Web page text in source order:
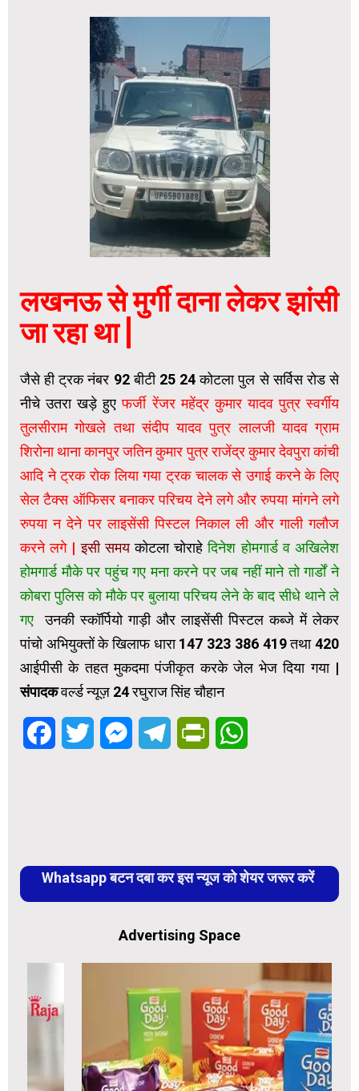
लखनऊ से मुर्गी दाना लेकर झांसी
जा रहा था |
जैसे ही ट्रक नंबर 92 बीटी 25 24 कोटला पुल से सर्विस रोड से
नीचे उतरा खड़े हुए फर्जी रेंजर महेंद्र कुमार यादव पुत्र स्वर्गीय
तुलसीराम गोखले तथा संदीप यादव पुत्र लालजी यादव ग्राम
शिरोना थाना कानपुर जतिन कुमार पुत्र राजेंद्र कुमार देवपुरा कांची
आदि ने ट्रक रोक लिया गया ट्रक चालक से उगाई करने के लिए
सेल टैक्स ऑफिसर बनाकर परिचय देने लगे और रुपया मांगने लगे
रुपया न देने पर लाइसेंसी पिस्टल निकाल ली और गाली गलौज
करने लगे | इसी समयकोटला चोराहे दिनेश होमगार्ड व अखिलेश
होमगार्ड मौके पर पहुंच गए मना करने पर जब नहीं माने तो गार्डों ने
कोबरा पुलिस को मौके पर बुलाया परिचय लेने के बाद सीधे थाने ले
गए उनकी स्कॉर्पियो गाड़ी और लाइसेंसी पिस्टल कब्जे में लेकर
पांचो अभियुक्तों के खिलाफ धारा 147 323 386 419 तथा 420
आईपीसी के तहत मुकदमा पंजीकृत करके जेल भेज दिया गया |
संपादकवर्ल्ड न्यूज़ 24 रघुराज सिंह चौहान
FacebookTwitter MessengerTelegramPrintFriendly
Whatsapp बटन दबा कर इस न्यूज को शेयर जरूर करें
Advertising Space